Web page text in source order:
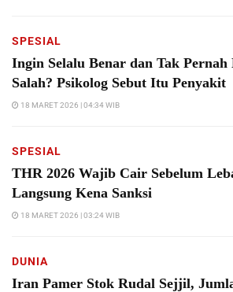
SPESIAL
Ingin Selalu Benar dan Tak
Salah? Psikolog Sebut Itu Penyakit
18 MARET 2026 | 04:34 WIB
SPESIAL
THR 2026 Wajib Cair Sebelum
Langsung Kena Sanksi
18 MARET 2026 | 03:24 WIB
DUNIA
Iran Pamer Stok Rudal Sejjil,